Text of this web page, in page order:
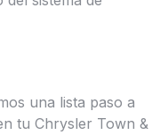
una lista paso a
tu Chrysler Town &